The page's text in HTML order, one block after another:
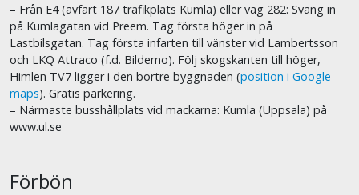
– Från E4 (avfart 187 trafikplats Kumla) eller väg 282: Sväng in
på Kumlagatan vid Preem. Tag första höger in på
Lastbilsgatan. Tag första infarten till vänster vid Lambertsson
och LKQ Attraco (f.d. Bildemo). Följ skogskanten till höger,
Himlen TV7 ligger i den bortre byggnaden (position i Google
maps). Gratis parkering.
– Närmaste busshållplats vid mackarna: Kumla (Uppsala) på
www.ul.se
Förbön